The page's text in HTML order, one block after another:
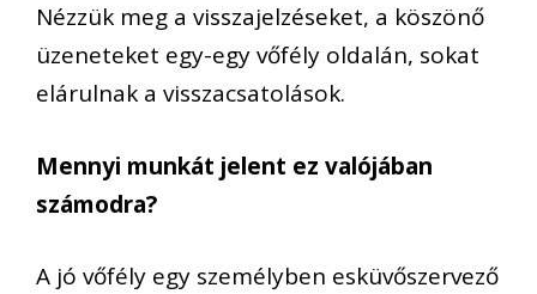
Nézzük meg a visszajelzéseket, a köszönő
üzeneteket egy-egy vőfély oldalán, sokat
elárulnak a visszacsatolások.
Mennyi munkát jelent ez valójában
számodra?
A jó vőfély egy személyben esküvőszervező